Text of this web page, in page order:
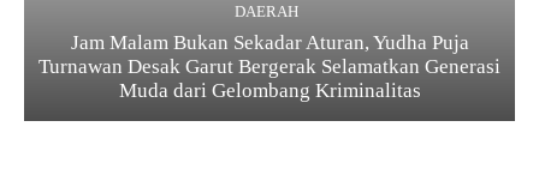
DAERAH
Jam Malam Bukan Sekadar Aturan, Yudha Puja
Turnawan Desak Garut Bergerak Selamatkan Generasi
Muda dari Gelombang Kriminalitas